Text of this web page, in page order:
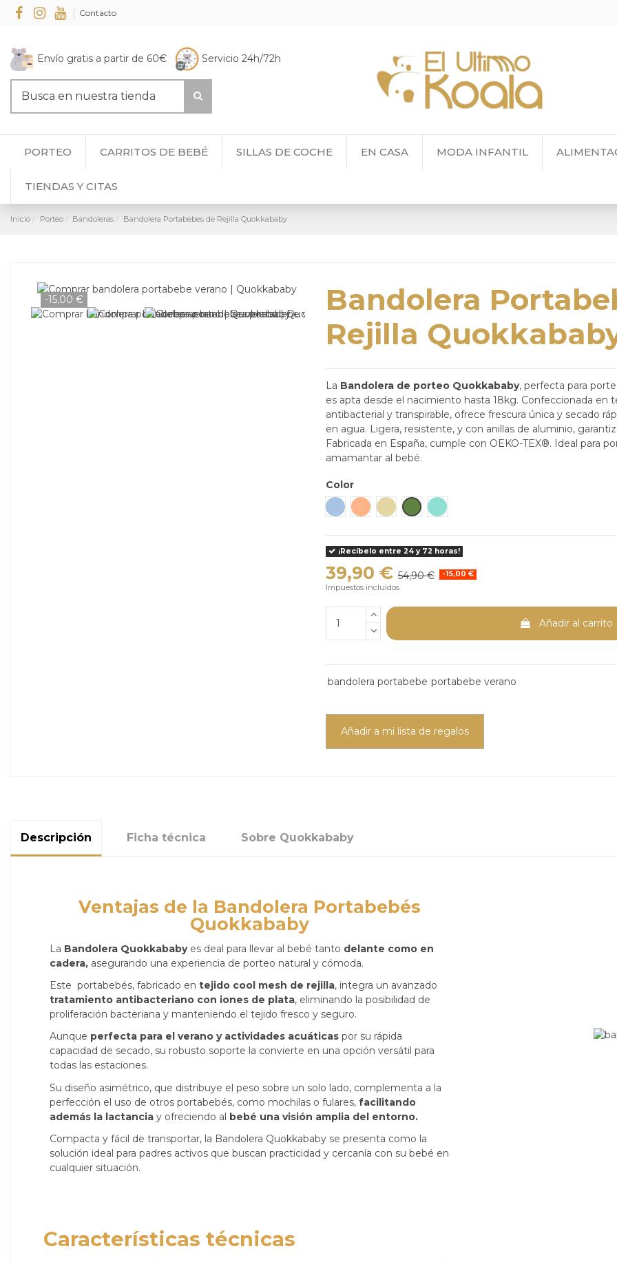
Contacto
Envío gratis a partir de 60€ Servicio 24h/72h
PORTEO CARRITOS DE BEBÉ SILLAS DE COCHE EN CASA MODA INFANTIL
TIENDAS Y CITAS
Inicio Porteo Bandoleras Bandolera Portabebes de Rejilla Quokkababy
-15,00 €
Bandolera
Rejilla
La Bandolera de porteo Quokkababy, perfecta para
es apta desde el nacimiento hasta 18kg. Confeccionada en
antibacterial y transpirable, ofrece frescura única y secado
en agua. Ligera, resistente, y con anillas de aluminio,
Fabricada en España, cumple con OEKO-TEX®. Ideal para
amamantar al bebé.
Color
Denim Melocotón
Beige Green Light Blue
¡Recíbelo entre 24 y 72 horas!
39,90 € 54,90 € -15,00 €
Impuestos incluidos
Añadir al carrito
bandolera portabebe portabebe verano
Añadir a mi lista de regalos
Descripción Ficha técnica Sobre Quokkababy
Ventajas de la Bandolera Portabebés
Quokkababy
La Bandolera Quokkababyes deal para llevar al bebé tanto delante como en
cadera, asegurando una experiencia de porteo natural y cómoda.
Este portabebés, fabricado en tejido cool mesh de rejilla, integra un avanzado
tratamiento antibacteriano con iones de plata, eliminando la posibilidad de
proliferación bacteriana y manteniendo el tejido fresco y seguro.
Aunque perfecta para el verano y actividades acuáticas por su rápida
capacidad de secado, su robusto soporte la convierte en una opción versátil para
todas las estaciones.
Su diseño asimétrico, que distribuye el peso sobre un solo lado, complementa a la
perfección el uso de otros portabebés, como mochilas o fulares, facilitando
además la lactancia y ofreciendo al bebé una visión amplia del entorno.
Compacta y fácil de transportar, la Bandolera Quokkababy se presenta como la
solución ideal para padres activos que buscan practicidad y cercanía con su bebé en
cualquier situación.
Características técnicas